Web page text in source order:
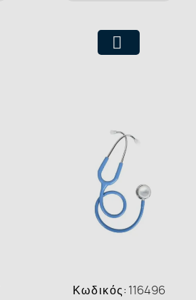
Κωδικός: 116496